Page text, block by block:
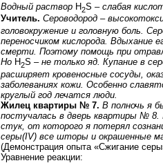
Водный раствор H2S – слабая
Учитель. Сероводород –
головокружение и головную боль.
переносчиком кислорода. Вдыхание
смерти. Поэтому помощь при
Но H2S – не только яд. Купание в
расширяет кровеносные сосуды,
заболеваниях кожи. Особенно
круглый год лечатся люди.
Жилец квартиры № 7. В полночь я
постучалась в дверь квартиры № 8.
стук, от которого я потерял
серы(IV) все шторы и окрашенные
(Демонстрация опыта «Сжигание
Уравнение реакции: